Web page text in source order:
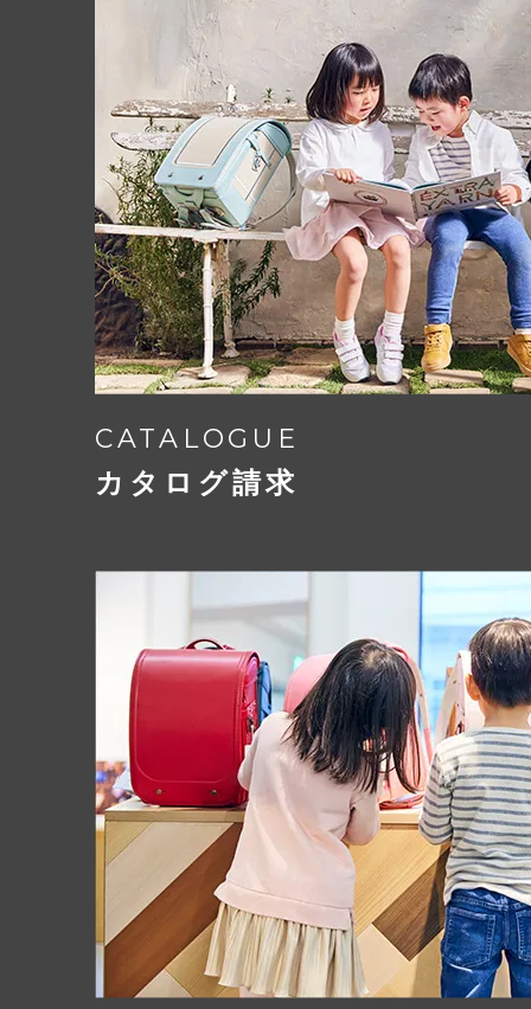
あたたかみと落ちつきを感
トラディショナルなチェッ
coloris レザーはこだわりの全面内装
かぶせ裏だけでなく大マチの中まで
Play
鍵の締め忘れ防止機
錠前を合せると自動でカチッと鍵が
鍵の締め忘れを防いでくれる安全な
Play
CATALOGUE
カタログ請求